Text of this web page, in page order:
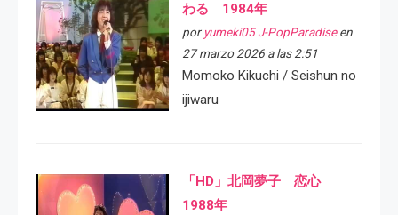
わる 1984年
por yumeki05 J-PopParadiseen
27 marzo 2026 a las 2:51
Momoko Kikuchi / Seishun no
ijiwaru
「HD」北岡夢子 恋心
1988年